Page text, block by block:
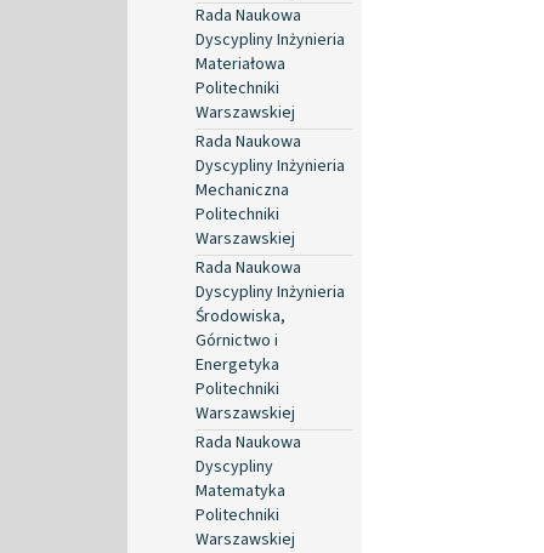
Rada Naukowa
Dyscypliny Inżynieria
Materiałowa
Politechniki
Warszawskiej
Rada Naukowa
Dyscypliny Inżynieria
Mechaniczna
Politechniki
Warszawskiej
Rada Naukowa
Dyscypliny Inżynieria
Środowiska,
Górnictwo i
Energetyka
Politechniki
Warszawskiej
Rada Naukowa
Dyscypliny
Matematyka
Politechniki
Warszawskiej